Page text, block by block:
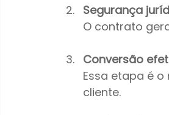
Segurança
O contrato
Conversão
Essa etapa é
cliente.